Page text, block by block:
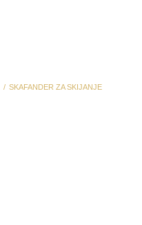
SKAFANDER ZA SKIJANJE